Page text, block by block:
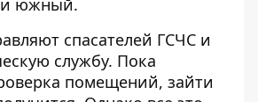
и южный.
спасателей ГСЧС и
службу. Пока
помещений, зайти